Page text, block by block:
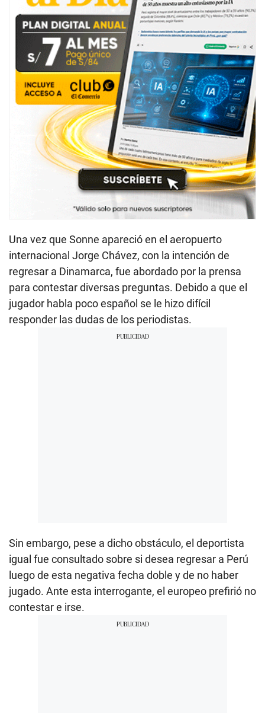
Una vez que Sonne apareció en el aeropuerto
internacional Jorge Chávez, con la intención de
regresar a Dinamarca, fue abordado por la prensa
para contestar diversas preguntas. Debido a que el
jugador habla poco español se le hizo difícil
responder las dudas de los periodistas.
Sin embargo, pese a dicho obstáculo, el deportista
igual fue consultado sobre si desea regresar a Perú
luego de esta negativa fecha doble y de no haber
jugado. Ante esta interrogante, el europeo prefirió no
contestar e irse.